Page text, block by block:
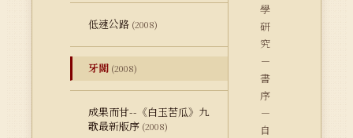
低速公路 (2008)
牙關 (2008)
成果而甘--《白玉苦瓜》九
歌最新版序 (2008)
學
研
究
－
書
序
－
自